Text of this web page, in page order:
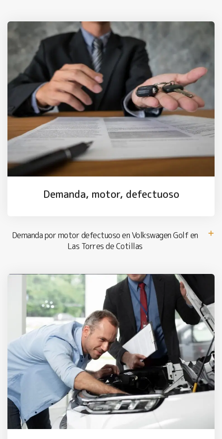
Demanda, motor, defectuoso
Demanda por motor defectuoso en Volkswagen Golf en
Las Torres de Cotillas